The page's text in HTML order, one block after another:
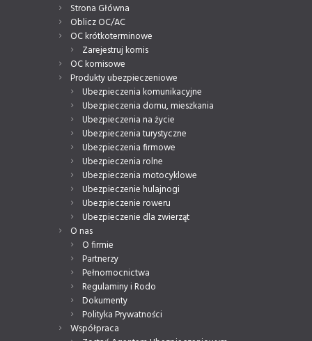
Strona Główna
Oblicz OC/AC
OC krótkoterminowe
Zarejestruj komis
OC komisowe
Produkty ubezpieczeniowe
Ubezpieczenia komunikacyjne
Ubezpieczenia domu, mieszkania
Ubezpieczenia na życie
Ubezpieczenia turystyczne
Ubezpieczenia firmowe
Ubezpieczenia rolne
Ubezpieczenia motocyklowe
Ubezpieczenie hulajnogi
Ubezpieczenie roweru
Ubezpieczenie dla zwierząt
O nas
O firmie
Partnerzy
Pełnomocnictwa
Regulaminy i Rodo
Dokumenty
Polityka Prywatności
Współpraca